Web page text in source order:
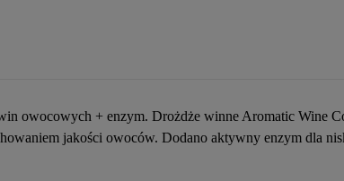
owocowych + enzym. Drożdże winne Aromatic Wine
jakości owoców. Dodano aktywny enzym dla